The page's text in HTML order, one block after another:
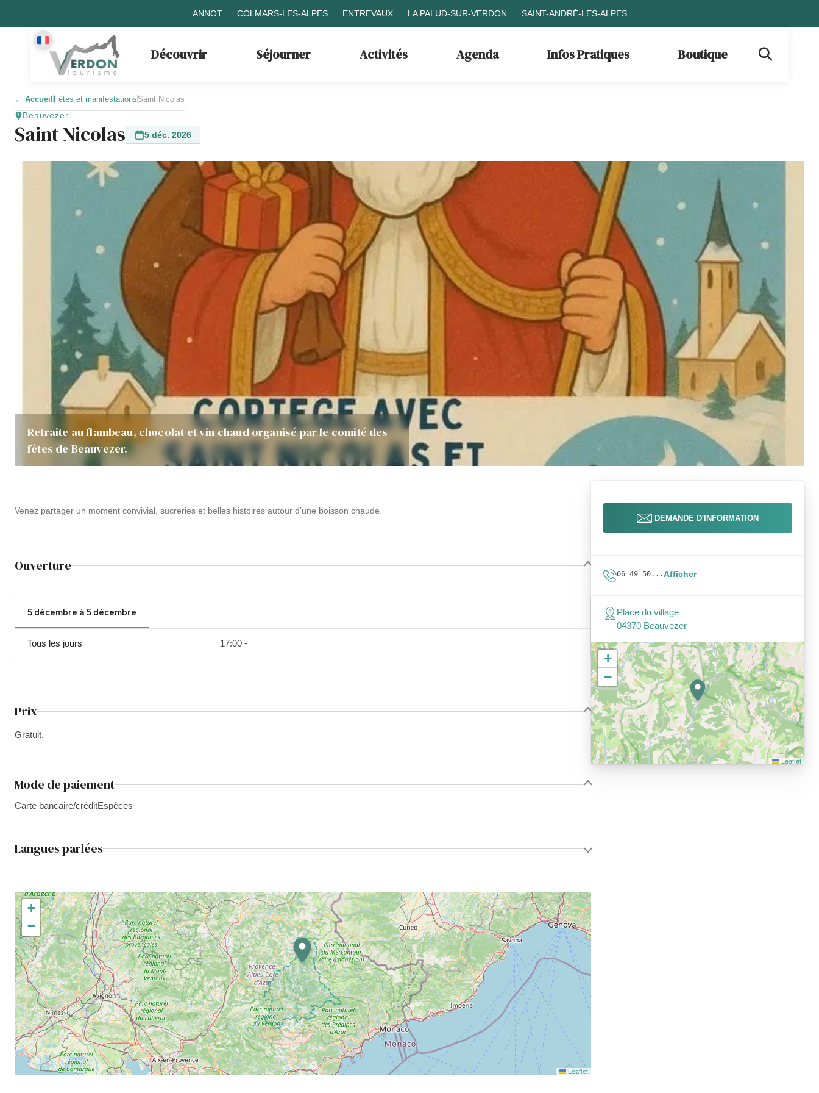
ANNOT COLMARS-LES-ALPES ENTREVAUX LA PALUD-SUR-VERDON SAINT-ANDRÉ-LES-ALPES
Découvrir Séjourner Activités Agenda Infos Pratiques Boutique
← Accueil Fêtes et manifestations Saint Nicolas
Beauvezer
Saint Nicolas 5 déc. 2026
Retraite au flambeau, chocolat et vin chaud organisé par le comité des
fêtes de Beauvezer.
Venez partager un moment convivial, sucreries et belles histoires autour d’une boisson chaude.
Ouverture
5 décembre à 5 décembre
Tous les jours 17:00 -
Prix
Gratuit.
Mode de paiement
Carte bancaire/créditEspèces
Langues parlées
+
−
Leaflet
DEMANDE D'INFORMATION
06 49 50...Afficher
Place du village
04370 Beauvezer
+
−
Leaflet